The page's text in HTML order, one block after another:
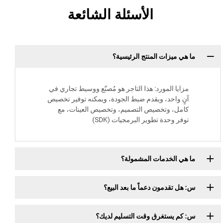
الأسئلة الشائعة
ما هي ميزات المنتج الرئيسية؟
مزايا المورد: هذا التاجر هو مُصنّع ووسيط تجاري في
آنٍ واحد، ويقدم ضبط الجودة، ويمكنه توفير تخصيص
كامل، وتخصيص التصميم، وتخصيص العينات، مع
توفر وحدة تطوير البرمجيات (SDK)
ما هي الخدمات المشمولة؟
س: هل تقدمون دعماً ما بعد البيع؟
س: كم يستغرق وقت التسليم لديك؟